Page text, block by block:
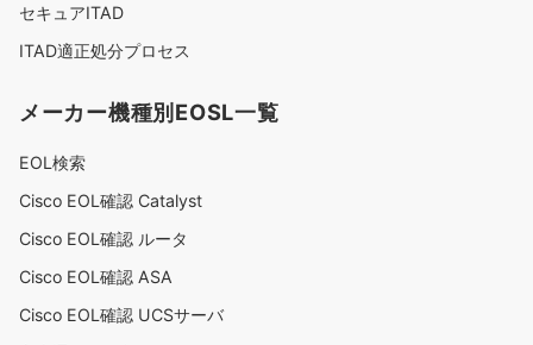
セキュアITAD
ITAD適正処分プロセス
メーカー機種別EOSL一覧
EOL検索
Cisco EOL確認 Catalyst
Cisco EOL確認 ルータ
Cisco EOL確認 ASA
Cisco EOL確認 UCSサーバ